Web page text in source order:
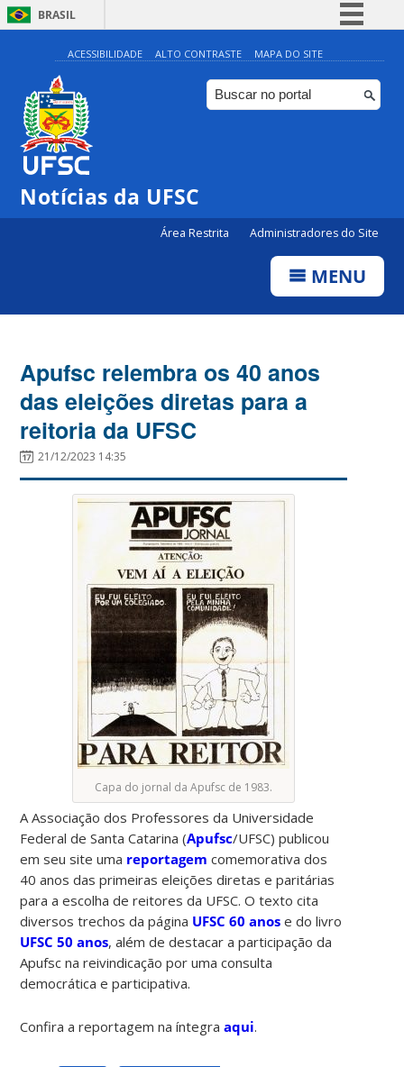
BRASIL
Simplifique!
Comunica BR
Participe
ACESSIBILIDADE ALTO CONTRASTE MAPA DO SITE
Notícias da UFSC
Área Restrita Administradores do Site
MENU
Apufsc relembra os 40 anos
das eleições diretas para a
reitoria da UFSC
21/12/2023 14:35
Capa do jornal da Apufsc de 1983.
A Associação dos Professores da Universidade
Federal de Santa Catarina (Apufsc/UFSC) publicou
em seu site uma reportagem comemorativa dos
40 anos das primeiras eleições diretas e paritárias
para a escolha de reitores da UFSC. O texto cita
diversos trechos da página UFSC 60 anos e do livro
UFSC 50 anos, além de destacar a participação da
Apufsc na reivindicação por uma consulta
democrática e participativa.
Confira a reportagem na íntegraaqui.